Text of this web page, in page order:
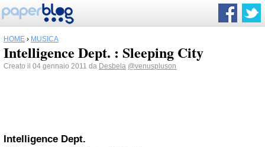
HOME › MUSICA
Intelligence Dept. : Sleeping City
Creato il 04 gennaio 2011 da Desbela @venuspluson
Intelligence Dept.